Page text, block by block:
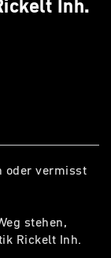
Inh.
oder vermisst
stehen,
Rickelt Inh.